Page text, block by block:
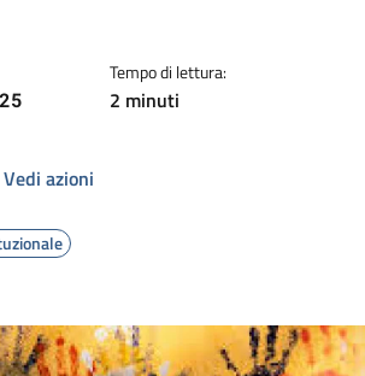
Tempo di lettura:
2 minuti
Vedi azioni